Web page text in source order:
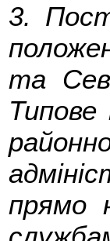
3.
та
Типове
прямо